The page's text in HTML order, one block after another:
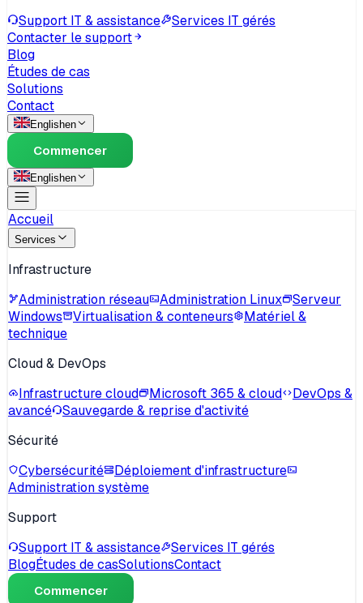
Support IT & assistance
Services IT gérés
Contacter le support
Blog
Études de cas
Solutions
Contact
Englishen
Commencer
Englishen
Accueil
Services
Infrastructure
Administration réseau
Administration Linux
Serveur
Windows
Virtualisation & conteneurs
Matériel &
technique
Cloud & DevOps
Infrastructure cloud
Microsoft 365 & cloud
DevOps &
avancé
Sauvegarde & reprise d'activité
Sécurité
Cybersécurité
Déploiement d'infrastructure
Administration système
Support
Support IT & assistance
Services IT gérés
BlogÉtudes de casSolutionsContact
Commencer